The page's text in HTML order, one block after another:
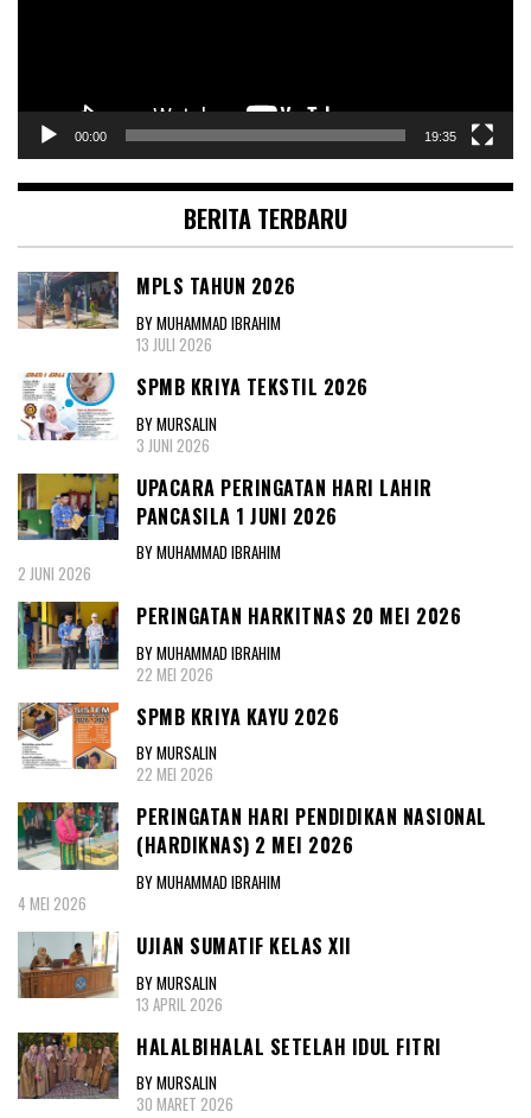
00:00 19:35
BERITA TERBARU
MPLS TAHUN 2026
BY MUHAMMAD IBRAHIM
13 JULI 2026
SPMB KRIYA TEKSTIL 2026
BY MURSALIN
3 JUNI 2026
UPACARA PERINGATAN HARI LAHIR
PANCASILA 1 JUNI 2026
BY MUHAMMAD IBRAHIM
2 JUNI 2026
PERINGATAN HARKITNAS 20 MEI 2026
BY MUHAMMAD IBRAHIM
22 MEI 2026
SPMB KRIYA KAYU 2026
BY MURSALIN
22 MEI 2026
PERINGATAN HARI PENDIDIKAN NASIONAL
(HARDIKNAS) 2 MEI 2026
BY MUHAMMAD IBRAHIM
4 MEI 2026
UJIAN SUMATIF KELAS XII
BY MURSALIN
13 APRIL 2026
HALALBIHALAL SETELAH IDUL FITRI
BY MURSALIN
30 MARET 2026